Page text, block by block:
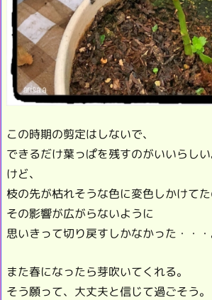
この時期の剪定はしないで、
できるだけ葉っぱを残すのがいいらしい
けど、
枝の先が枯れそうな色に変色しかけてた
その影響が広がらないように
思いきって切り戻すしかなかった・・・
また春になったら芽吹いてくれる。
そう願って、大丈夫と信じて過ごそう。